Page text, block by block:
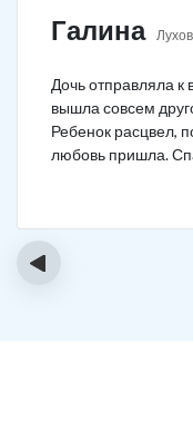
Галина
Дочь отправляла к
вышла совсем
Ребенок расцвел,
любовь пришла.
‹